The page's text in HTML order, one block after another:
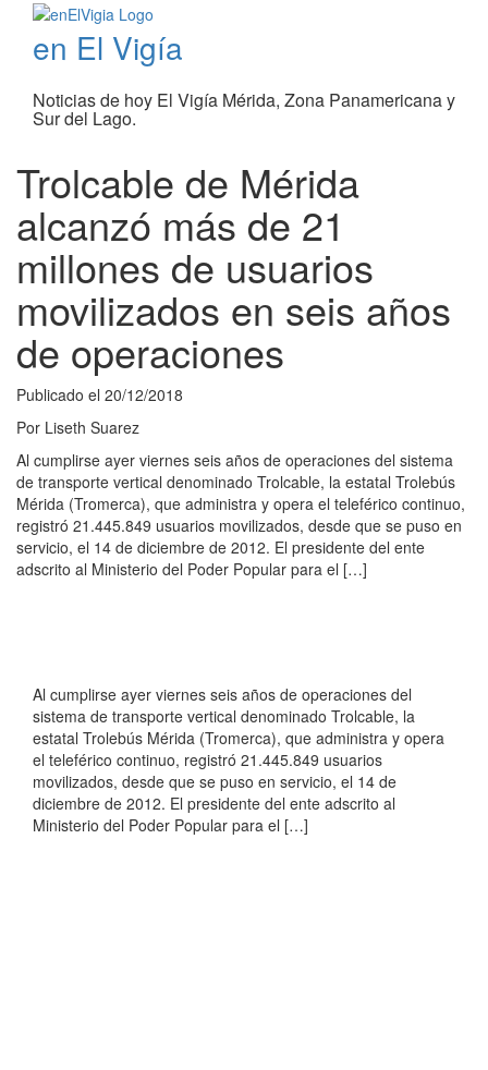
en El Vigía
Noticias de hoy El Vigía Mérida, Zona Panamericana y
Sur del Lago.
Trolcable de Mérida
alcanzó más de 21
millones de usuarios
movilizados en seis años
de operaciones
Publicado el 20/12/2018
Por Liseth Suarez
Al cumplirse ayer viernes seis años de operaciones del sistema
de transporte vertical denominado Trolcable, la estatal Trolebús
Mérida (Tromerca), que administra y opera el teleférico continuo,
registró 21.445.849 usuarios movilizados, desde que se puso en
servicio, el 14 de diciembre de 2012. El presidente del ente
adscrito al Ministerio del Poder Popular para el […]
Al cumplirse ayer viernes seis años de operaciones del
sistema de transporte vertical denominado Trolcable, la
estatal Trolebús Mérida (Tromerca), que administra y opera
el teleférico continuo, registró 21.445.849 usuarios
movilizados, desde que se puso en servicio, el 14 de
diciembre de 2012. El presidente del ente adscrito al
Ministerio del Poder Popular para el […]